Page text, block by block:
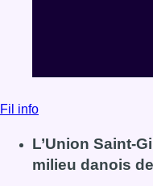
Fil info
L’Union Saint-
milieu danois